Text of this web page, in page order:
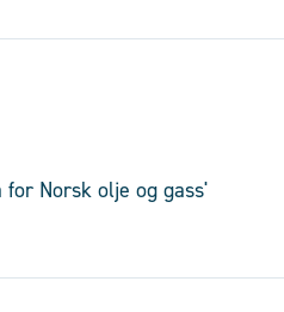
Norsk olje og gass'